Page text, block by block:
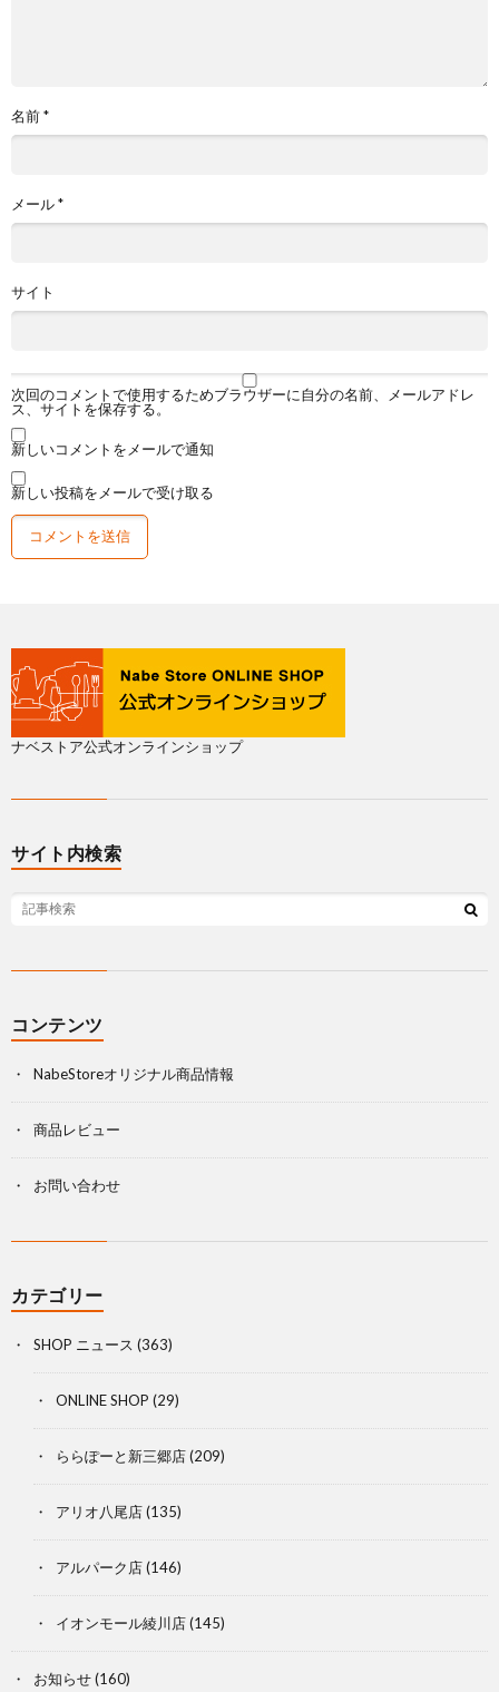
名前*
メール*
サイト
次回のコメントで使用するためブラウザーに自分の名前、メールアドレ
ス、サイトを保存する。
新しいコメントをメールで通知
新しい投稿をメールで受け取る
ナベストア公式オンラインショップ
サイト内検索
コンテンツ
NabeStoreオリジナル商品情報
商品レビュー
お問い合わせ
カテゴリー
SHOP ニュース (363)
ONLINE SHOP (29)
ららぽーと新三郷店(209)
アリオ八尾店(135)
アルパーク店(146)
イオンモール綾川店(145)
お知らせ(160)